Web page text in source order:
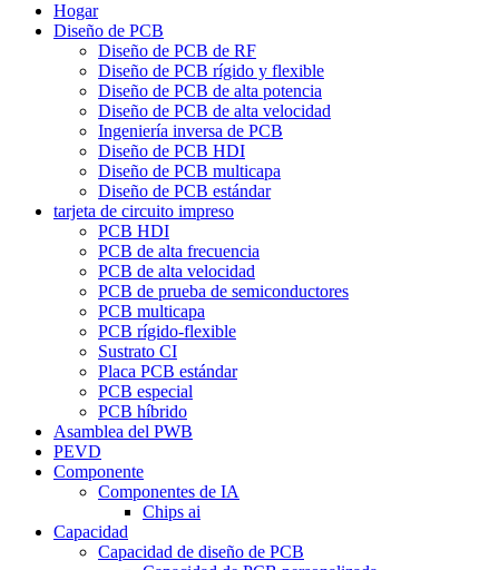
Hogar
Diseño de PCB
Diseño de PCB de RF
Diseño de PCB rígido y flexible
Diseño de PCB de alta potencia
Diseño de PCB de alta velocidad
Ingeniería inversa de PCB
Diseño de PCB HDI
Diseño de PCB multicapa
Diseño de PCB estándar
tarjeta de circuito impreso
PCB HDI
PCB de alta frecuencia
PCB de alta velocidad
PCB de prueba de semiconductores
PCB multicapa
PCB rígido-flexible
Sustrato CI
Placa PCB estándar
PCB especial
PCB híbrido
Asamblea del PWB
PEVD
Componente
Componentes de IA
Chips ai
Capacidad
Capacidad de diseño de PCB